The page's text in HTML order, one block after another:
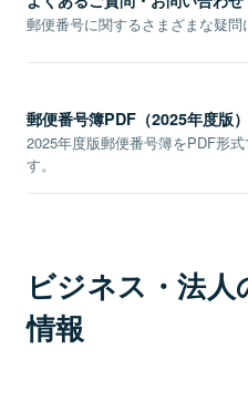
郵便番号に関するさまざまな疑問
郵便番号簿PDF（2025年度版）
2025年度版郵便番号簿をPDF形
す。
ビジネス・法
情報